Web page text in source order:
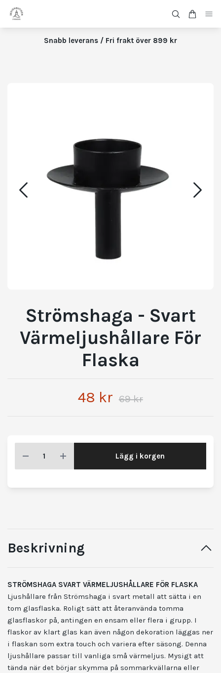
Snabb leverans / Fri frakt över 899 kr
Strömshaga - Svart
Värmeljushållare För
Flaska
48 kr 69 kr
Lägg i korgen
Beskrivning
STRÖMSHAGA SVART VÄRMELJUSHÅLLARE FÖR FLASKA
Ljushållare från Strömshaga i svart metall att sätta i en
tom glasflaska. Roligt sätt att återanvända tomma
glasflaskor på, antingen en ensam eller flera i grupp. I
flaskor av klart glas kan även någon dekoration läggas ner
i flaskan som extra touch och variera efter säsong. Denna
ljushållare passar till vanliga små värmeljus. Mysigt att
tända när det börjar skymma på sommarkvällarna eller